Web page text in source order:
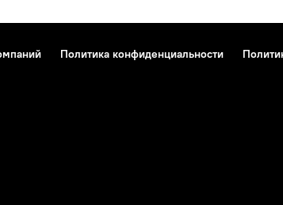
Политика конфиденциальности